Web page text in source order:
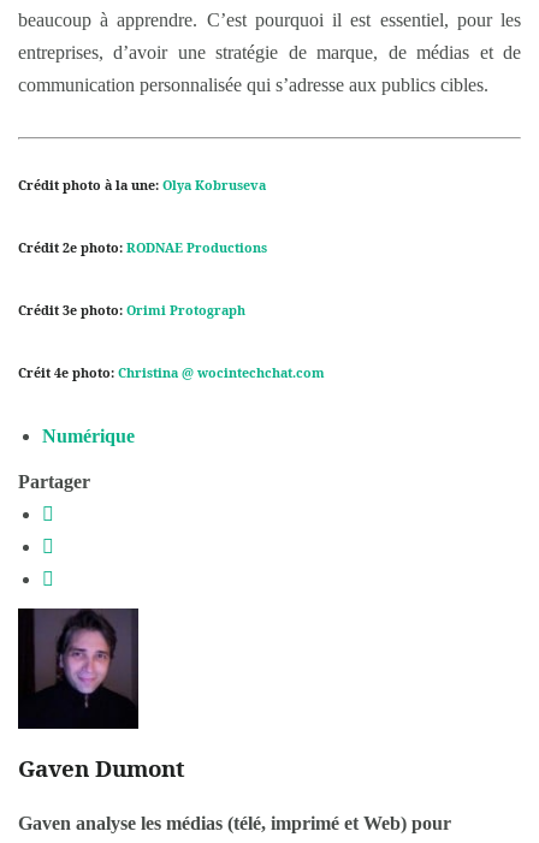
beaucoup à apprendre. C’est pourquoi il est essentiel, pour les
entreprises, d’avoir une stratégie de marque, de médias et de
communication personnalisée qui s’adresse aux publics cibles.
Crédit photo à la une: Olya Kobruseva
Crédit 2e photo: RODNAE Productions
Crédit 3e photo: Orimi Protograph
Créit 4e photo: Christina @ wocintechchat.com
Numérique
Partager
Gaven Dumont
Gaven analyse les médias (télé, imprimé et Web) pour